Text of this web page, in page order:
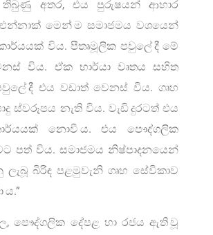
අතර, එය පුරුෂයන් ආහාර
මෙන් ම සමාජමය වශයෙන්
විය. පීතෘමූලික පවුලේ දී මේ
විය. ඒක භාර්යා වෘතය සහිත
දී එය වඩාත් වෙනස් විය. ගෘහ
ස්වරූපය නැති විය. වැඩි දුරටත් එය
නොවී ය. එය පෞද්ගලික
පත් විය. සමාජමය නිෂ්පාදනයෙන්
බිරිඳ පළමුවැනි ගෘහ සේවිකාව
ය.”
පෞද්ගලික දේපළ හා රජය ඇති වූ